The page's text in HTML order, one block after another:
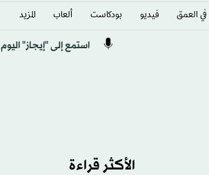
في العمق فيديو بودكاست ألعاب المزيد
استمع إلى "إيجاز" اليوم
الأكثر قراءة